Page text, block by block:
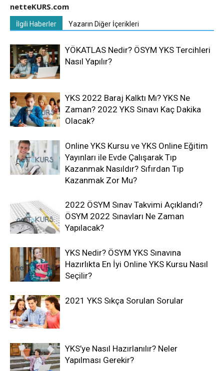
netteKURS.com
İlgili Haberler Yazarın Diğer İçerikleri
YÖKATLAS Nedir? ÖSYM YKS Tercihleri
Nasıl Yapılır?
YKS 2022 Baraj Kalktı Mı? YKS Ne
Zaman? 2022 YKS Sınavı Kaç Dakika
Olacak?
Online YKS Kursu ve YKS Online Eğitim
Yayınları ile Evde Çalışarak Tıp
Kazanmak Nasıldır? Sıfırdan Tıp
Kazanmak Zor Mu?
2022 ÖSYM Sınav Takvimi Açıklandı?
ÖSYM 2022 Sınavları Ne Zaman
Yapılacak?
YKS Nedir? ÖSYM YKS Sınavına
Hazırlıkta En İyi Online YKS Kursu Nasıl
Seçilir?
2021 YKS Sıkça Sorulan Sorular
YKS’ye Nasıl Hazırlanılır? Neler
Yapılması Gerekir?